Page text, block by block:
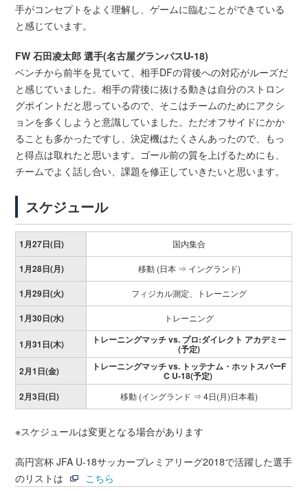
手がコンセプトをよく理解し、ゲームに臨むことができている
と感じています。
FW 石田凌太郎 選手(名古屋グランパスU-18)
ベンチから前半を見ていて、相手DFの背後への対応がルーズだ
と感じていました。相手の背後に抜ける動きは自分のストロン
グポイントだと思っているので、そこはチームのためにアクシ
ョンを多くしようと意識していました。ただオフサイドにかか
ることも多かったですし、決定機はたくさんあったので、もっ
と得点は取れたと思います。ゴール前の質を上げるためにも、
チームでよく話し合い、課題を修正していきたいと思います。
スケジュール
1月27日(日) 国内集合
1月28日(月) 移動 (日本 ⇒ イングランド)
1月29日(火) フィジカル測定、トレーニング
1月30日(水) トレーニング
1月31日(木) トレーニングマッチ vs. プロ:ダイレクト アカデミー
(予定)
2月1日(金)
トレーニングマッチ vs. トッテナム・ホットスパーF
C U-18(予定)
2月3日(日)
移動 (イングランド ⇒ 4日(月)日本着)
※スケジュールは変更となる場合があります
高円宮杯 JFA U-18サッカープレミアリーグ2018で活躍した選手
のリストは
こちら